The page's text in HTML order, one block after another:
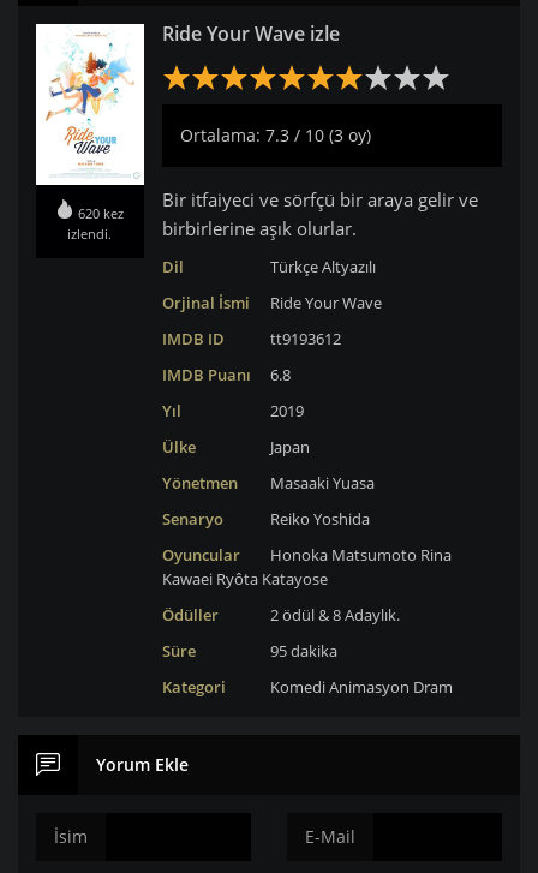
620 kez
izlendi.
Ride Your Wave izle
Ortalama: 7.3 / 10 (3 oy)
Bir itfaiyeci ve sörfçü bir araya gelir ve
birbirlerine aşık olurlar.
Dil
Türkçe Altyazılı
Orjinal İsmi
Ride Your Wave
IMDB ID
tt9193612
IMDB Puanı
6.8
Yıl
2019
Ülke
Japan
Yönetmen
Masaaki Yuasa
Senaryo
Reiko Yoshida
Oyuncular
Honoka Matsumoto Rina
Kawaei Ryôta Katayose
Ödüller
2 ödül & 8 Adaylık.
Süre
95 dakika
Kategori
KomediAnimasyon Dram
Yorum Ekle
İsim E-Mail